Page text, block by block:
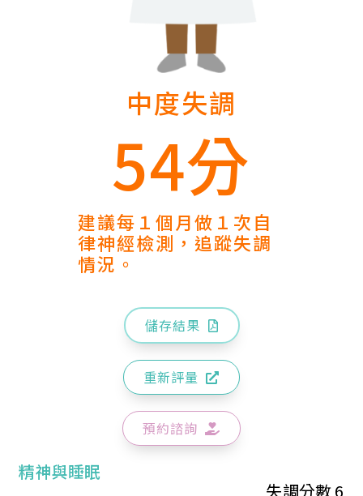
中度失調
54分
建議每１個月做１次自
律神經檢測，追蹤失調
情況。
儲存結果
重新評量
預約諮詢
精神與睡眠
失調分數 6